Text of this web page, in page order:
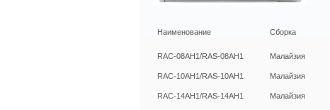
Наименование Сборка
RAC-08AH1/RAS-08AH1 Малайзия
RAC-10AH1/RAS-10AH1 Малайзия
RAC-14AH1/RAS-14AH1 Малайзия